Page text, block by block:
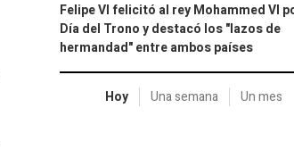
Felipe VI felicitó al rey Mohammed VI
Día del Trono y destacó los "lazos de
hermandad" entre ambos países
Hoy Una semana Un mes